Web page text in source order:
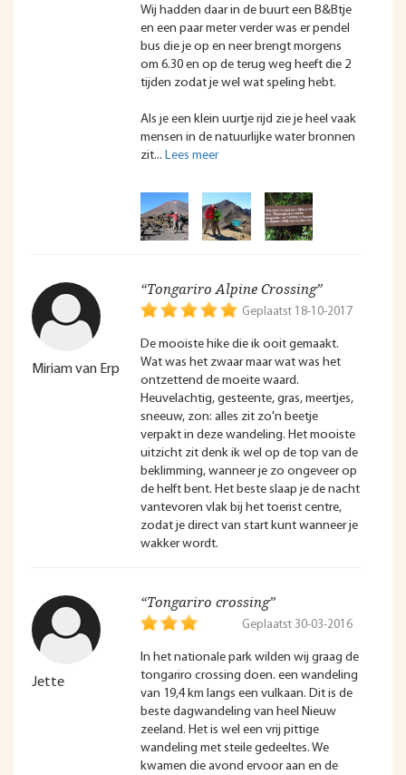
Wij hadden daar in de buurt een B&Btje
en een paar meter verder was er pendel
bus die je op en neer brengt morgens
om 6.30 en op de terug weg heeft die 2
tijden zodat je wel wat speling hebt.
Als je een klein uurtje rijd zie je heel vaak
mensen in de natuurlijke water bronnen
zit
Miriam van Erp
“Tongariro Alpine Crossing”
Geplaatst 18-10-2017
De mooiste hike die ik ooit gemaakt.
Wat was het zwaar maar wat was het
ontzettend de moeite waard.
Heuvelachtig, gesteente, gras, meertjes,
sneeuw, zon: alles zit zo'n beetje
verpakt in deze wandeling. Het mooiste
uitzicht zit denk ik wel op de top van de
beklimming, wanneer je zo ongeveer op
de helft bent. Het beste slaap je de nacht
vantevoren vlak bij het toerist centre,
zodat je direct van start kunt wanneer je
wakker wordt.
Jette
“Tongariro crossing”
Geplaatst 30-03-2016
In het nationale park wilden wij graag de
tongariro crossing doen. een wandeling
van 19,4 km langs een vulkaan. Dit is de
beste dagwandeling van heel Nieuw
zeeland. Het is wel een vrij pittige
wandeling met steile gedeeltes. We
kwamen die avond ervoor aan en de